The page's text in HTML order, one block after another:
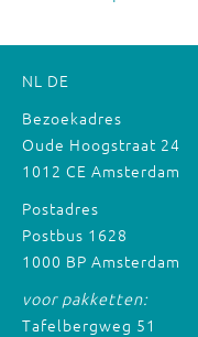
NL DE
Bezoekadres
Oude Hoogstraat 24
1012 CE Amsterdam
Postadres
Postbus 1628
1000 BP Amsterdam
voor pakketten:
Tafelbergweg 51